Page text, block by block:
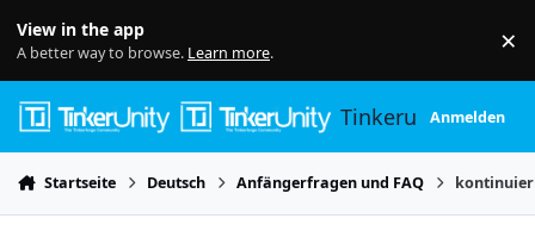
View in the app
A better way to browse. Learn more. ×
TinkerunityAnmelden
Startseite Deutsch Anfängerfragen und FAQ